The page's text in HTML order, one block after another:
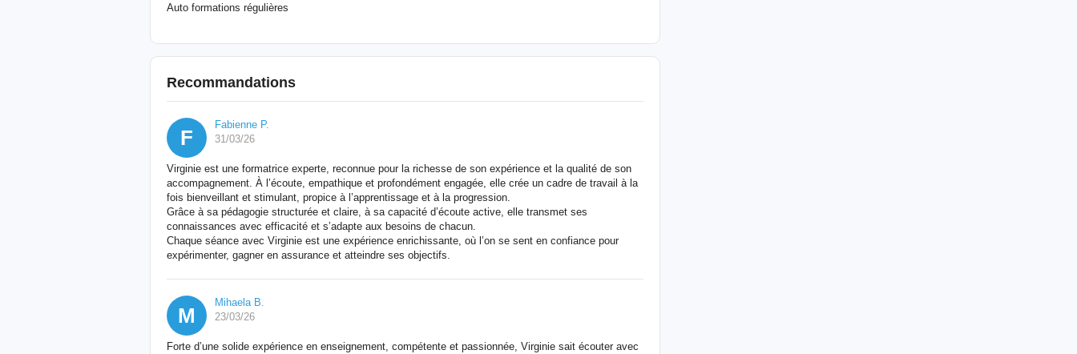
Auto formations régulières
Recommandations
F
Fabienne P.
31/03/26
Virginie est une formatrice experte, reconnue pour la richesse de son expérience et la qualité de son
accompagnement. À l’écoute, empathique et profondément engagée, elle crée un cadre de travail à la
fois bienveillant et stimulant, propice à l’apprentissage et à la progression.
Grâce à sa pédagogie structurée et claire, à sa capacité d’écoute active, elle transmet ses
connaissances avec efficacité et s’adapte aux besoins de chacun.
Chaque séance avec Virginie est une expérience enrichissante, où l’on se sent en confiance pour
expérimenter, gagner en assurance et atteindre ses objectifs.
M
Mihaela B.
23/03/26
Forte d’une solide expérience en enseignement, compétente et passionnée, Virginie sait écouter avec